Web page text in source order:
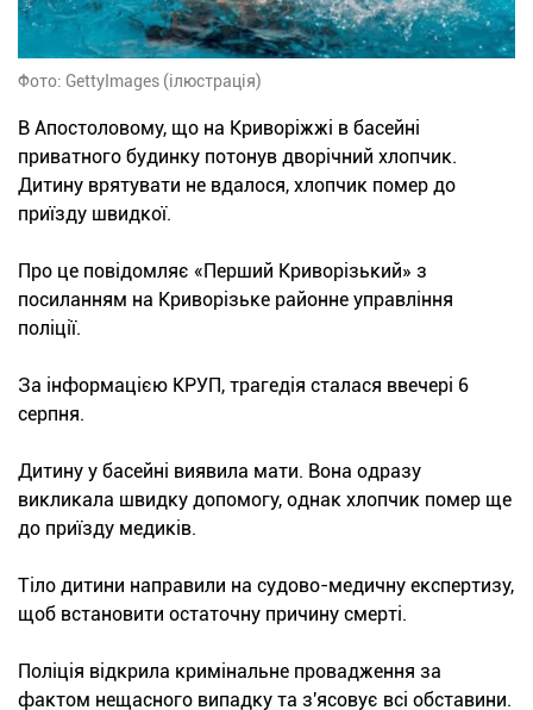
Фото: GettyImages (ілюстрація)
В Апостоловому, що на Криворіжжі в басейні
приватного будинку потонув дворічний хлопчик.
Дитину врятувати не вдалося, хлопчик помер до
приїзду швидкої.
Про це повідомляє «Перший Криворізький» з
посиланням на Криворізьке районне управління
поліції.
За інформацією КРУП, трагедія сталася ввечері 6
серпня.
Дитину у басейні виявила мати. Вона одразу
викликала швидку допомогу, однак хлопчик помер ще
до приїзду медиків.
Тіло дитини направили на судово-медичну експертизу,
щоб встановити остаточну причину смерті.
Поліція відкрила кримінальне провадження за
фактом нещасного випадку та з'ясовує всі обставини.